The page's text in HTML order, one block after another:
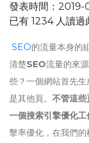
發表時間：2019-
已有 1234 人讀過
SEO的流量本身的
清楚SEO流量的來
些？一個網站首先
是其他頁。 不管這些
一個搜索引擎優化工
擊率優化，在我們